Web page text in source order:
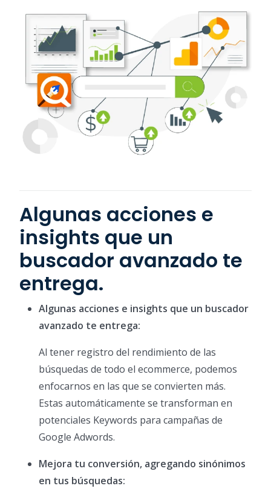
Algunas acciones e
insights que un
buscador avanzado te
entrega.
Algunas acciones e insights que un buscador
avanzado te entrega:
Al tener registro del rendimiento de las
búsquedas de todo el ecommerce, podemos
enfocarnos en las que se convierten más.
Estas automáticamente se transforman en
potenciales Keywords para campañas de
Google Adwords.
Mejora tu conversión, agregando sinónimos
en tus búsquedas: